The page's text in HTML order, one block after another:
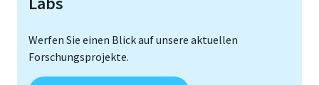
Werfen Sie einen Blick auf unsere aktuellen
Forschungsprojekte.